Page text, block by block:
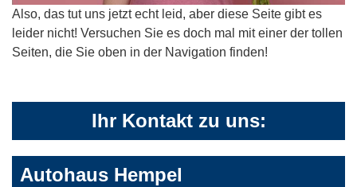
Also, das tut uns jetzt echt leid, aber diese Seite gibt es
leider nicht! Versuchen Sie es doch mal mit einer der tollen
Seiten, die Sie oben in der Navigation finden!
Ihr Kontakt zu uns:
Autohaus Hempel